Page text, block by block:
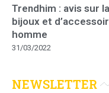
Trendhim : avis sur
bijoux et
homme
31/03/2022
NEWSLETTER